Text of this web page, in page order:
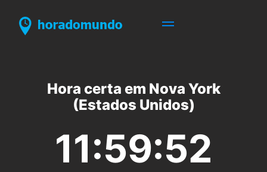
Hora certa em Nova York
(Estados Unidos)
11:59:52